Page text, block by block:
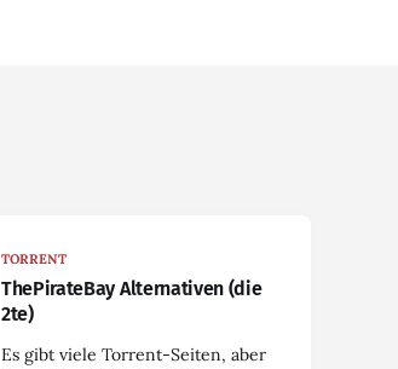
TORRENT
ThePirateBay Alternativen (die
2te)
Es gibt viele Torrent-Seiten, aber